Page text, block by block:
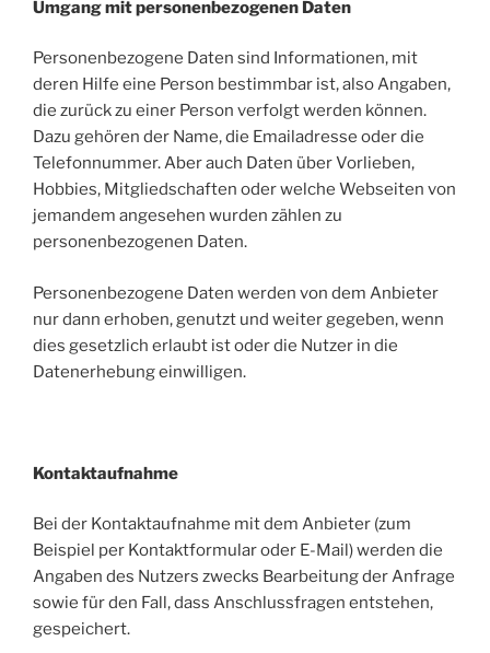
Umgang mit personenbezogenen Daten
Personenbezogene Daten sind Informationen, mit
deren Hilfe eine Person bestimmbar ist, also Angaben,
die zurück zu einer Person verfolgt werden können.
Dazu gehören der Name, die Emailadresse oder die
Telefonnummer. Aber auch Daten über Vorlieben,
Hobbies, Mitgliedschaften oder welche Webseiten von
jemandem angesehen wurden zählen zu
personenbezogenen Daten.
Personenbezogene Daten werden von dem Anbieter
nur dann erhoben, genutzt und weiter gegeben, wenn
dies gesetzlich erlaubt ist oder die Nutzer in die
Datenerhebung einwilligen.
Kontaktaufnahme
Bei der Kontaktaufnahme mit dem Anbieter (zum
Beispiel per Kontaktformular oder E-Mail) werden die
Angaben des Nutzers zwecks Bearbeitung der Anfrage
sowie für den Fall, dass Anschlussfragen entstehen,
gespeichert.